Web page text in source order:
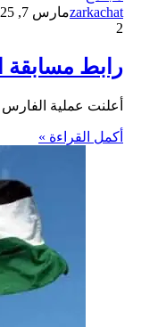
zarkachatمارس 7, 2025
2
رابط
أعلنت عملية الفارس الشهم 3 وهي حملة إغاثية إماراتية لأهل غزة في فلسطين عن إطلاق
أكمل القراءة »